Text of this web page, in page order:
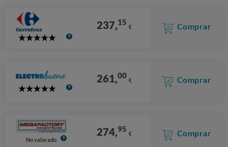
5
237,15 € Comprar
5
261,00 € Comprar
No valorado
274,95 € Comprar